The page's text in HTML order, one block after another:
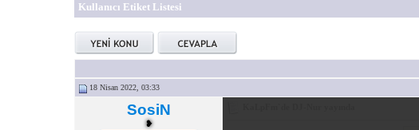
Kullanıcı Etiket Listesi
18 Nisan 2022, 03:33
SosiN
❥